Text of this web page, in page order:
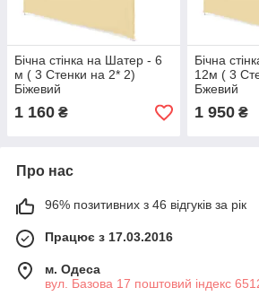
Бічна стінка на Шатер - 6
м ( 3 Стенки на 2* 2)
Біжевий
1 160 ₴
Бічна
12м ( 3
Бжевий
1 950₴
Про нас
96% позитивних з 46 відгуків за рік
Працює з 17.03.2016
м. Одеса
вул. Базова 17 поштовий індекс